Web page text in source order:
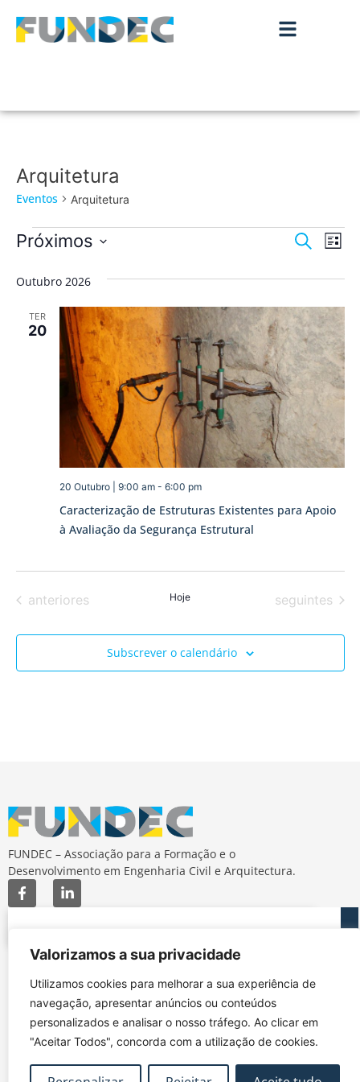
Valorizamos a sua privacidade
Utilizamos cookies para melhorar a sua experiência de
navegação, apresentar anúncios ou conteúdos
personalizados e analisar o nosso tráfego. Ao clicar em
"Aceitar Todos", concorda com a utilização de cookies.
Arquitetura
Eventos Arquitetura
de
e
de
Pesquisar
de
Lista
Próximos
data.
Outubro 2026
TER
20
Caracterização de Estruturas Existentes para Apoio
à Avaliação da Segurança Estrutural
20 Outubro | 9:00 am- 6:00 pm
Eventos
anteriores Hoje Eventos
seguintes
Subscrever o calendário
FUNDEC – Associação para a Formação e o
Desenvolvimento em Engenharia Civil e Arquitectura.
MAPA DO SITE
Subscrever Newsletter
Google Maps
CONTACTOS
fundec@tecnico.ulisboa.pt
FUNDEC - IST - DECivil
Av. Rovisco Pais, 1049-